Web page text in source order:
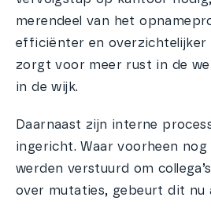
merendeel van het
efficiënter en overzichtelijker
zorgt voor meer rust in de
in de wijk.
Daarnaast zijn interne
ingericht. Waar voorheen nog
werden verstuurd om
over mutaties, gebeurt dit nu